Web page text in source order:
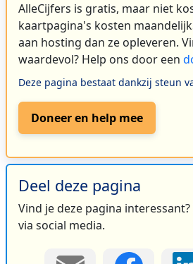
AlleCijfers is gratis, maar niet
kaartpagina's kosten
aan hosting dan ze opleveren.
waardevol? Help ons door een
Deze pagina bestaat dankzij steun
Doneer en help mee
Deel deze pagina
Vind je deze pagina
via social media.